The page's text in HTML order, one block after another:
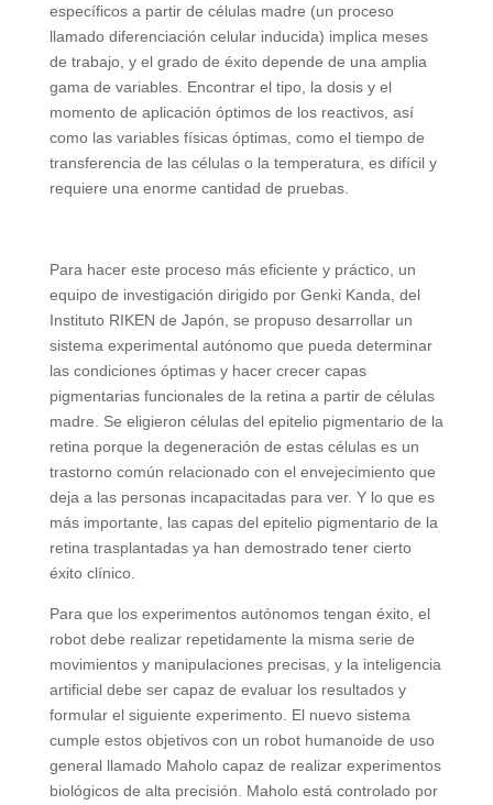
específicos a partir de células madre (un proceso
llamado diferenciación celular inducida) implica meses
de trabajo, y el grado de éxito depende de una amplia
gama de variables. Encontrar el tipo, la dosis y el
momento de aplicación óptimos de los reactivos, así
como las variables físicas óptimas, como el tiempo de
transferencia de las células o la temperatura, es difícil y
requiere una enorme cantidad de pruebas.
Para hacer este proceso más eficiente y práctico, un
equipo de investigación dirigido por Genki Kanda, del
Instituto RIKEN de Japón, se propuso desarrollar un
sistema experimental autónomo que pueda determinar
las condiciones óptimas y hacer crecer capas
pigmentarias funcionales de la retina a partir de células
madre. Se eligieron células del epitelio pigmentario de la
retina porque la degeneración de estas células es un
trastorno común relacionado con el envejecimiento que
deja a las personas incapacitadas para ver. Y lo que es
más importante, las capas del epitelio pigmentario de la
retina trasplantadas ya han demostrado tener cierto
éxito clínico.
Para que los experimentos autónomos tengan éxito, el
robot debe realizar repetidamente la misma serie de
movimientos y manipulaciones precisas, y la inteligencia
artificial debe ser capaz de evaluar los resultados y
formular el siguiente experimento. El nuevo sistema
cumple estos objetivos con un robot humanoide de uso
general llamado Maholo capaz de realizar experimentos
biológicos de alta precisión. Maholo está controlado por